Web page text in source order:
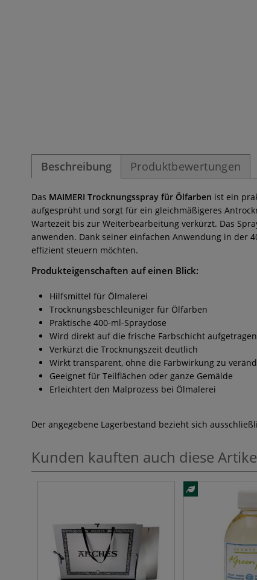
Beschreibung Produktbewertungen
Das MAIMERI Trocknungsspray für Ölfarben ist ein
aufgesprüht und sorgt für ein gleichmäßigeres
Wartezeit bis zur Weiterbearbeitung verkürzt. Das
anwenden. Dank seiner einfachen Anwendung in der
effizient steuern möchten.
Produkteigenschaften auf einen Blick:
Hilfsmittel für Ölmalerei
Trocknungsbeschleuniger für Ölfarben
Praktische 400-ml-Spraydose
Wird direkt auf die frische Farbschicht aufgetragen
Verkürzt die Trocknungszeit deutlich
Wirkt transparent, ohne die Farbwirkung zu
Geeignet für Teilflächen oder ganze Gemälde
Erleichtert den Malprozess bei Ölmalerei
Der angegebene Lagerbestand bezieht sich
Kunden kauften auch diese